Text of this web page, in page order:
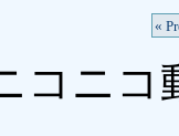
«
コニコ